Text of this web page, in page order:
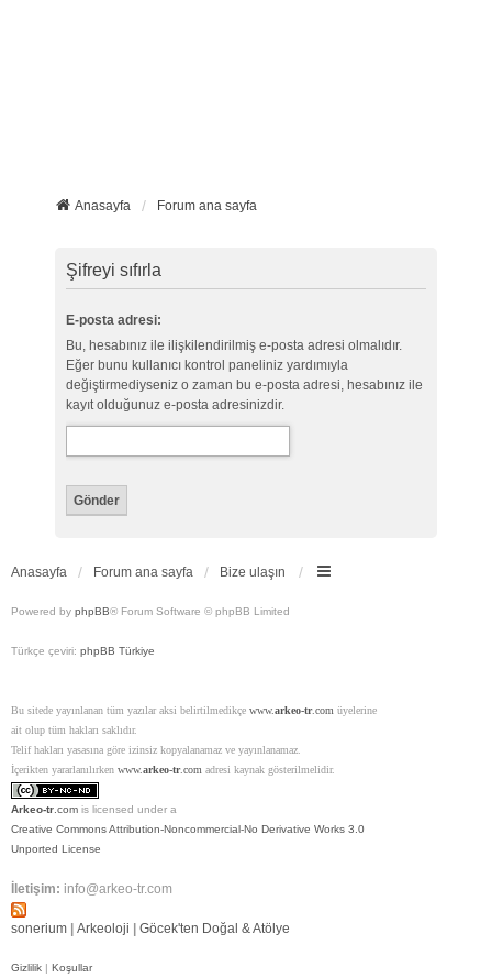
Anasayfa Forum ana sayfa
Şifreyi sıfırla
E-posta adresi:
Bu, hesabınız ile ilişkilendirilmiş e-posta adresi olmalıdır.
Eğer bunu kullanıcı kontrol paneliniz yardımıyla
değiştirmediyseniz o zaman bu e-posta adresi, hesabınız ile
kayıt olduğunuz e-posta adresinizdir.
Anasayfa Forum ana sayfa Bize ulaşın
Powered by phpBB® Forum Software © phpBB Limited
Türkçe çeviri: phpBB Türkiye
Bu sitede yayınlanan tüm yazılar aksi belirtilmedikçe www.arkeo-tr.com üyelerine
ait olup tüm hakları saklıdır.
Telif hakları yasasına göre izinsiz kopyalanamaz ve yayınlanamaz.
İçerikten yararlanılırken www.arkeo-tr.com adresi kaynak gösterilmelidir.
Arkeo-tr .com is licensed under a
Creative Commons Attribution-Noncommercial-No Derivative Works 3.0
Unported License
İletişim: info@arkeo-tr.com
sonerium Arkeoloji Göcek'ten Doğal & Atölye
Gizlilik | Koşullar